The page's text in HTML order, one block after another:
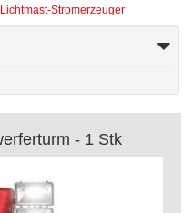
Lichtmast-Stromerzeuger
- 1 Stk